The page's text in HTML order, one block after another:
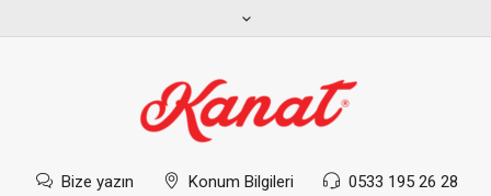
Bize yazın Konum Bilgileri 0533 195 26 28